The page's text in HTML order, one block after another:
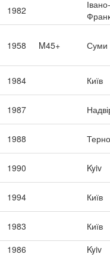
1982
Івано-
1958 M45+ Суми
1984 Київ
1987
1988
1990 Kyiv
1994 Київ
1983
Київ
1986
Kyiv